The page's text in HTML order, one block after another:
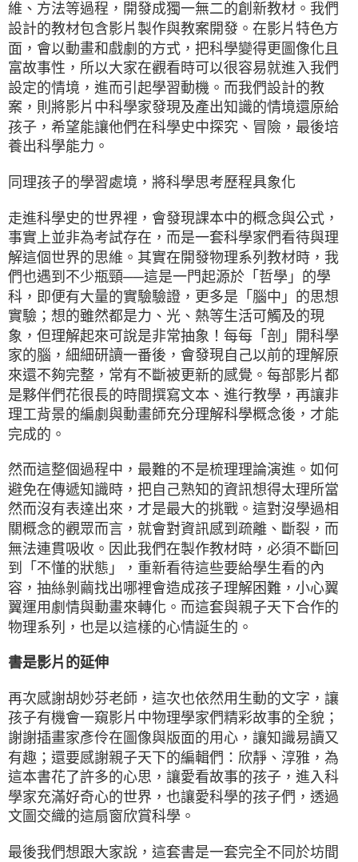
維、方法等過程，開發成獨一無二的創新教材。我們
設計的教材包含影片製作與教案開發。在影片特色方
面，會以動畫和戲劇的方式，把科學變得更圖像化且
富故事性，所以大家在觀看時可以很容易就進入我們
設定的情境，進而引起學習動機。而我們設計的教
案，則將影片中科學家發現及產出知識的情境還原給
孩子，希望能讓他們在科學史中探究、冒險，最後培
養出科學能力。
同理孩子的學習處境，將科學思考歷程具象化
走進科學史的世界裡，會發現課本中的概念與公式，
事實上並非為考試存在，而是一套科學家們看待與理
解這個世界的思維。其實在開發物理系列教材時，我
們也遇到不少瓶頸──這是一門起源於「哲學」的學
科，即便有大量的實驗驗證，更多是「腦中」的思想
實驗；想的雖然都是力、光、熱等生活可觸及的現
象，但理解起來可說是非常抽象！每每「剖」開科學
家的腦，細細研讀一番後，會發現自己以前的理解原
來還不夠完整，常有不斷被更新的感覺。每部影片都
是夥伴們花很長的時間撰寫文本、進行教學，再讓非
理工背景的編劇與動畫師充分理解科學概念後，才能
完成的。
然而這整個過程中，最難的不是梳理理論演進。如何
避免在傳遞知識時，把自己熟知的資訊想得太理所當
然而沒有表達出來，才是最大的挑戰。這對沒學過相
關概念的觀眾而言，就會對資訊感到疏離、斷裂，而
無法連貫吸收。因此我們在製作教材時，必須不斷回
到「不懂的狀態」，重新看待這些要給學生看的內
容，抽絲剝繭找出哪裡會造成孩子理解困難，小心翼
翼運用劇情與動畫來轉化。而這套與親子天下合作的
物理系列，也是以這樣的心情誕生的。
書是影片的延伸
再次感謝胡妙芬老師，這次也依然用生動的文字，讓
孩子有機會一窺影片中物理學家們精彩故事的全貌；
謝謝插畫家彥伶在圖像與版面的用心，讓知識易讀又
有趣；還要感謝親子天下的編輯們：欣靜、淳雅，為
這本書花了許多的心思，讓愛看故事的孩子，進入科
學家充滿好奇心的世界，也讓愛科學的孩子們，透過
文圖交織的這扇窗欣賞科學。
最後我們想跟大家說，這套書是一套完全不同於坊間